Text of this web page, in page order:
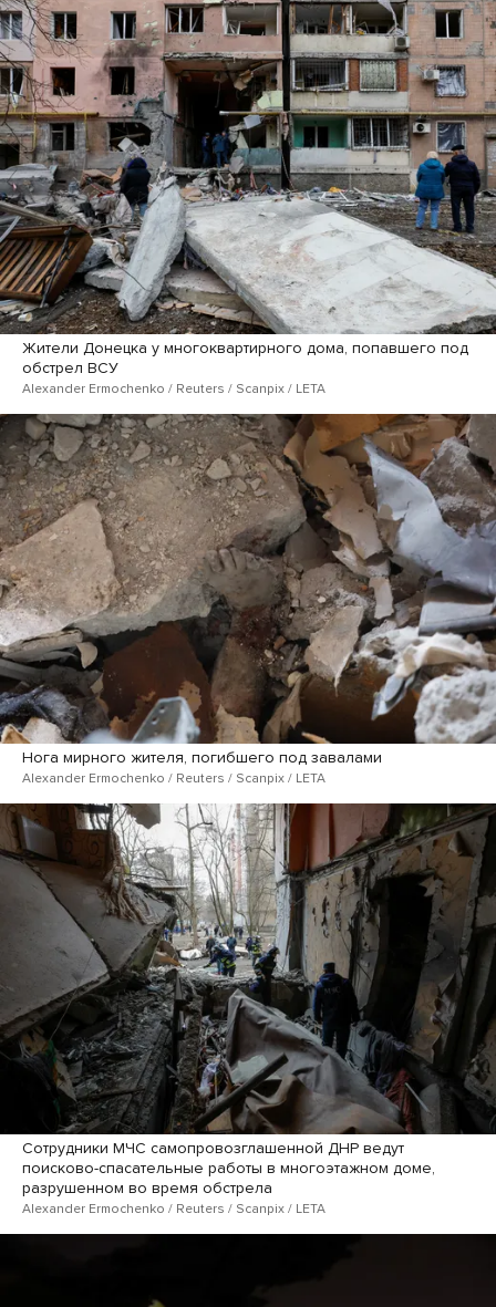
Жители Донецка у многоквартирного дома, попавшего под
обстрел ВСУ
Alexander Ermochenko / Reuters / Scanpix / LETA
Нога мирного жителя, погибшего под завалами
Alexander Ermochenko / Reuters / Scanpix / LETA
Сотрудники МЧС самопровозглашенной ДНР ведут
поисково-спасательные работы в многоэтажном доме,
разрушенном во время обстрела
Alexander Ermochenko / Reuters / Scanpix / LETA